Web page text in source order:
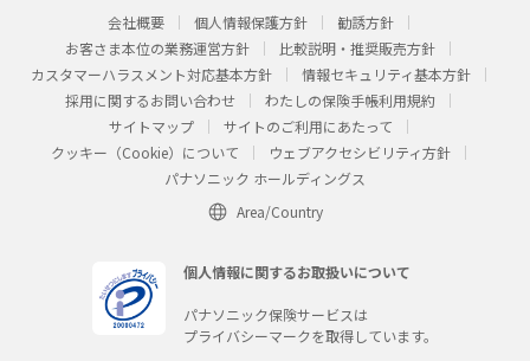
会社概要
個人情報保護方針
勧誘方針
お客さま本位の業務運営方針
比較説明・推奨販売方針
カスタマーハラスメント対応基本方針
情報セキュリティ基本方針
採用に関するお問い合わせ
わたしの保険手帳利用規約
サイトマップ
サイトのご利用にあたって
クッキー（Cookie）について
ウェブアクセシビリティ方針
パナソニック ホールディングス
Area/Country
個人情報に関するお取扱いについて
パナソニック保険サービスは
プライバシーマークを取得しています。